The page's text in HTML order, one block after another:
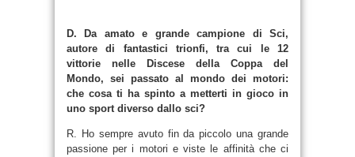
D. Da amato e grande campione di Sci,
autore di fantastici trionfi, tra cui le 12
vittorie nelle Discese della Coppa del
Mondo, sei passato al mondo dei motori:
che cosa ti ha spinto a metterti in gioco in
uno sport diverso dallo sci?
R. Ho sempre avuto fin da piccolo una grande
passione per i motori e viste le affinità che ci